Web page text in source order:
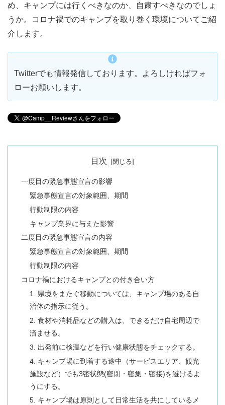
め、キャンプには行くべきなのか、自粛すべきなのでしょ
うか。コロナ禍でのキャンプを取り巻く環境についてご紹
介します。
Twitterでも情報発信しております。よろしければフォ
ローお願いします。
目次
一度目の緊急事態宣言の影響
緊急事態宣言の対象範囲、期間
行動制限の内容
キャンプ業界に与えた影響
二度目の緊急事態宣言の内容
緊急事態宣言の対象範囲、期間
行動制限の内容
コロナ禍におけるキャンプとの付き合い方
1. 県境をまたぐ移動については、キャンプ場のある自
治体の指示に従う。
2. 食材や消耗品などの購入は、できるだけ自宅周辺で
済ませる。
3. 出発前に検温などを行い健康状態をチェックする。
4. キャンプ場に到着する途中（サービスエリア、観光
施設など）でも3密状態(密閉・密集・密接)を避けるよ
うにする。
5. キャンプ場は原則として日常生活を共にしているメ